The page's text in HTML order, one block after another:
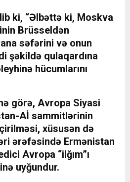
ki, “Əlbəttə ki, Moskva
Brüsseldən
səfərini və onun
şəkildə qulaqardına
hücumlarını
görə, Avropa Siyasi
Aİ sammitlərinin
xüsusən də
ərəfəsində Ermənistan
Avropa “ilğım”ı
uyğundur.